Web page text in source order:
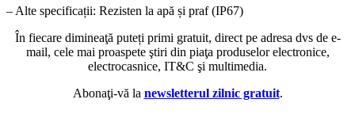
– Alte specificații: Rezisten la apă și praf (IP67)
În fiecare dimineaţă puteți primi gratuit, direct pe adresa dvs de e-
mail, cele mai proaspete ştiri din piaţa produselor electronice,
electrocasnice, IT&C şi multimedia.
Abonaţi-vă la newsletterul zilnic gratuit.